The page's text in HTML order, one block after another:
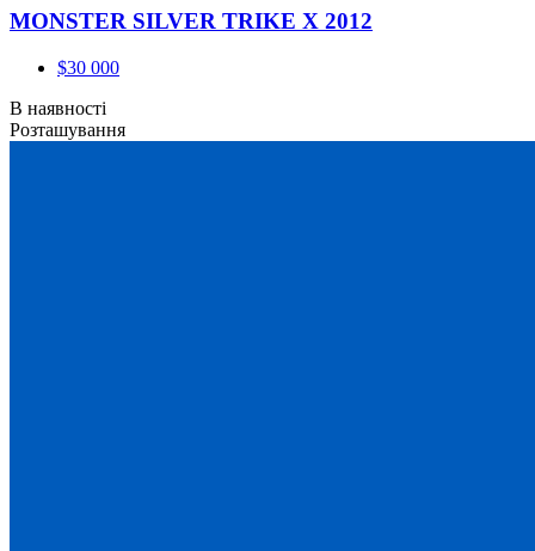
MONSTER SILVER TRIKE X 2012
$30 000
В наявності
Розташування